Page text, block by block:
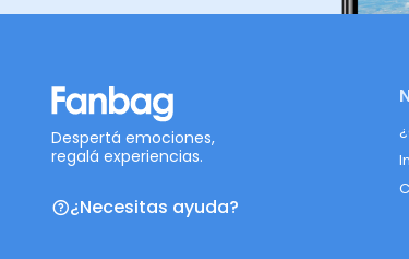
Despertá emociones,
regalá experiencias.
¿Necesitas ayuda?